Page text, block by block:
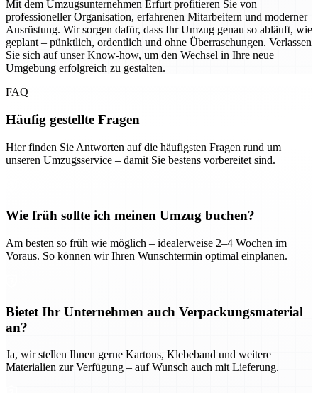
Mit dem Umzugsunternehmen Erfurt profitieren Sie von
professioneller Organisation, erfahrenen Mitarbeitern und moderner
Ausrüstung. Wir sorgen dafür, dass Ihr Umzug genau so abläuft, wie
geplant – pünktlich, ordentlich und ohne Überraschungen. Verlassen
Sie sich auf unser Know-how, um den Wechsel in Ihre neue
Umgebung erfolgreich zu gestalten.
FAQ
Häufig gestellte Fragen
Hier finden Sie Antworten auf die häufigsten Fragen rund um
unseren Umzugsservice – damit Sie bestens vorbereitet sind.
Wie früh sollte ich meinen Umzug buchen?
Am besten so früh wie möglich – idealerweise 2–4 Wochen im
Voraus. So können wir Ihren Wunschtermin optimal einplanen.
Bietet Ihr Unternehmen auch Verpackungsmaterial
an?
Ja, wir stellen Ihnen gerne Kartons, Klebeband und weitere
Materialien zur Verfügung – auf Wunsch auch mit Lieferung.